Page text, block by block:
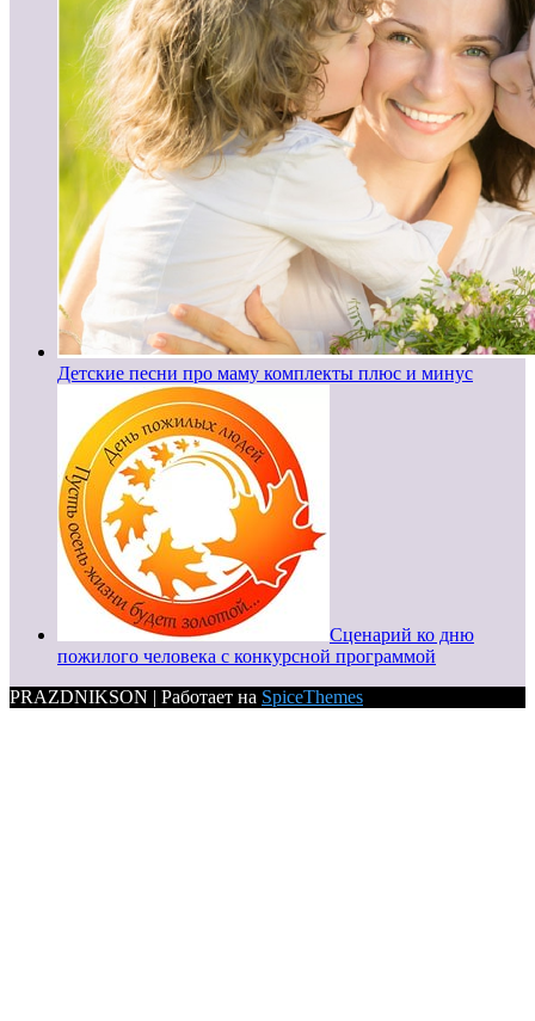
Детские песни про маму комплекты плюс и минус
Сценарий ко дню
пожилого человека с конкурсной программой
PRAZDNIKSON | Работает на SpiceThemes